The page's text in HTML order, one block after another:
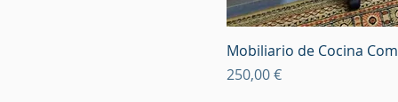
Mobiliario de Cocina
Precio
250,00 €